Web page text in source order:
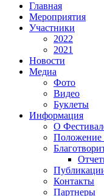
Главная
Мероприятия
Участники
2022
2021
Новости
Медиа
Фото
Видео
Буклеты
Информация
О
Положение
Контакты
Партнеры